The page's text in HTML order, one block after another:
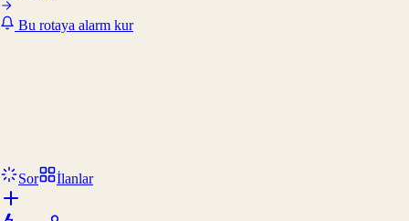
Bu rotaya alarm kur
Sor İlanlar